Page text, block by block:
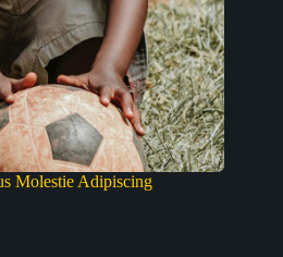
Molestie Adipiscing